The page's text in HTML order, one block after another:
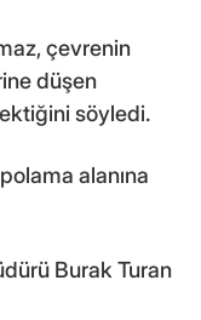
çevrenin
düşen
söyledi.
alanına
Burak Turan